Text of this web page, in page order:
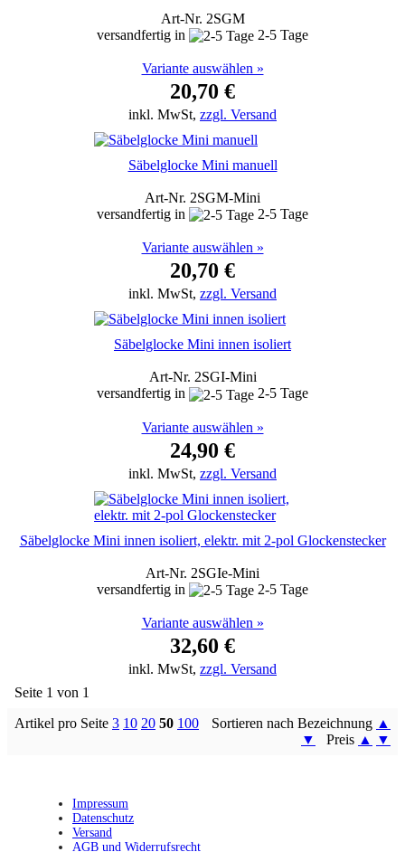
Art-Nr. 2SGM
versandfertig in
2-5 Tage
Variante auswählen »
20,70 €
inkl. MwSt, zzgl. Versand
Säbelglocke Mini manuell
Art-Nr. 2SGM-Mini
versandfertig in
2-5 Tage
Variante auswählen »
20,70 €
inkl. MwSt, zzgl. Versand
Säbelglocke Mini innen isoliert
Art-Nr. 2SGI-Mini
versandfertig in
2-5 Tage
Variante auswählen »
24,90 €
inkl. MwSt, zzgl. Versand
Säbelglocke Mini innen isoliert, elektr. mit 2-pol Glockenstecker
Art-Nr. 2SGIe-Mini
versandfertig in
2-5 Tage
Variante auswählen »
32,60 €
inkl. MwSt, zzgl. Versand
Seite 1 von 1
Artikel pro Seite 3 10 20 50 100 Sortieren nach Bezeichnung ▲
▼
Preis ▲ ▼
Impressum
Datenschutz
Versand
AGB und Widerrufsrecht